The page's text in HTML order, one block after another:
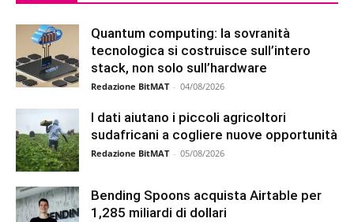
Quantum computing: la sovranità
tecnologica si costruisce sull’intero
stack, non solo sull’hardware
Redazione BitMAT - 04/08/2026
I dati aiutano i piccoli agricoltori
sudafricani a cogliere nuove opportunità
Redazione BitMAT - 05/08/2026
Bending Spoons acquista Airtable per
1,285 miliardi di dollari